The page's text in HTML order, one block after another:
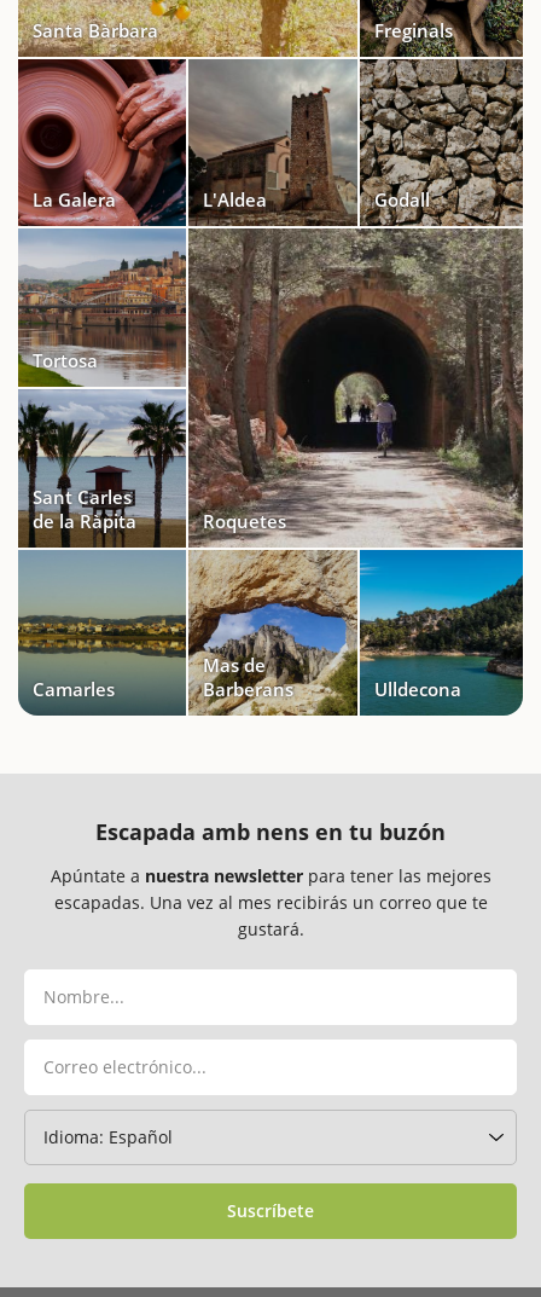
Santa Bàrbara Freginals
La Galera L'Aldea Godall
Tortosa
Sant Carles
de la Ràpita
Roquetes
Camarles
Mas de
Barberans
Ulldecona
Escapada amb nens en tu buzón
Apúntate a nuestra newsletterpara tener las mejores
escapadas. Una vez al mes recibirás un correo que te
gustará.
Suscríbete